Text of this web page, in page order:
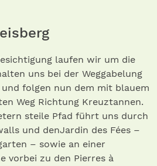
laufen wir um die
uns bei der Weggabelung
folgen nun dem mit blauem
Weg Richtung Kreuztannen.
steile Pfad führt uns durch
und denJardin des Fées –
– sowie an einer
vorbei zu den Pierres à